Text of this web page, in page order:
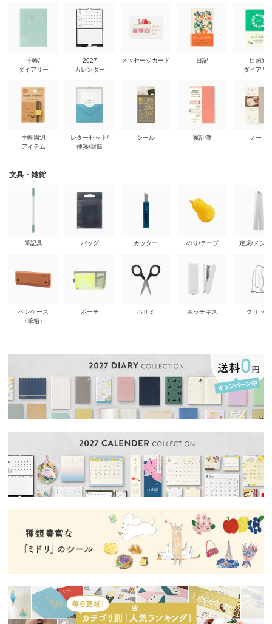
手帳/
ダイアリー
手帳周辺
アイテム
2027
カレンダー
レターセット/
便箋/封筒
メッセージカード
シール
日記
家計簿
目的別
ダイアリ
ノート
文具・雑貨
筆記具
ペンケース
（筆箱）
バッグ
ポーチ
カッター
ハサミ
のり/テープ
ホッチキス
定規/メジ
クリップ